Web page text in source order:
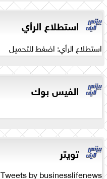
استطلاع الرأي
استطلاع الرأي: اضغط للتحميل
الفيس بوك
تويتر
Tweets by businesslifenews